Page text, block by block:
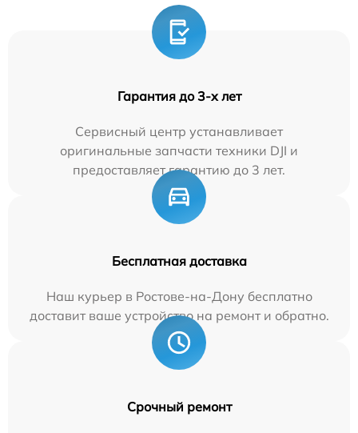
Гарантия до 3-х лет
Сервисный центр устанавливает
оригинальные запчасти техники DJI и
предоставляет гарантию до 3 лет.
Бесплатная доставка
Наш курьер в Ростове-на-Дону бесплатно
доставит ваше устройство на ремонт и обратно.
Срочный ремонт